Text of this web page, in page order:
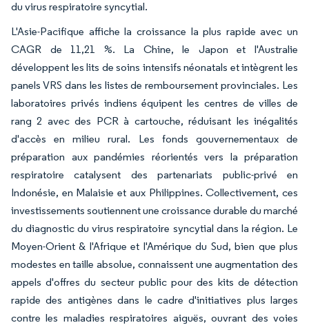
du virus respiratoire syncytial.
L'Asie-Pacifique affiche la croissance la plus rapide avec un
CAGR de 11,21 %. La Chine, le Japon et l'Australie
développent les lits de soins intensifs néonatals et intègrent les
panels VRS dans les listes de remboursement provinciales. Les
laboratoires privés indiens équipent les centres de villes de
rang 2 avec des PCR à cartouche, réduisant les inégalités
d'accès en milieu rural. Les fonds gouvernementaux de
préparation aux pandémies réorientés vers la préparation
respiratoire catalysent des partenariats public-privé en
Indonésie, en Malaisie et aux Philippines. Collectivement, ces
investissements soutiennent une croissance durable du marché
du diagnostic du virus respiratoire syncytial dans la région. Le
Moyen-Orient & l'Afrique et l'Amérique du Sud, bien que plus
modestes en taille absolue, connaissent une augmentation des
appels d'offres du secteur public pour des kits de détection
rapide des antigènes dans le cadre d'initiatives plus larges
contre les maladies respiratoires aiguës, ouvrant des voies